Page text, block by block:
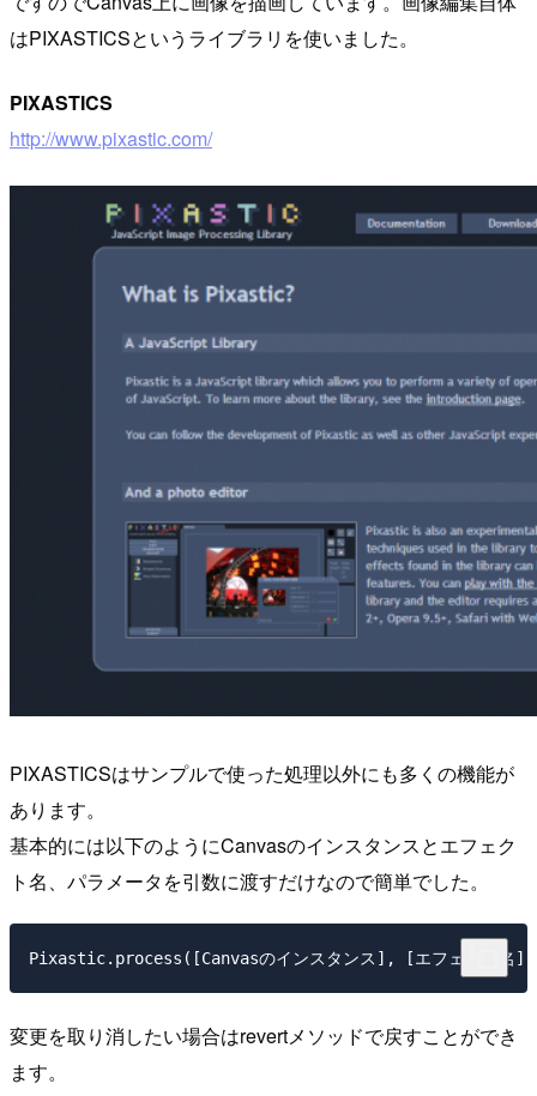
はPIXASTICSというライブラリを使いました。
PIXASTICS
http://www.pixastic.com/
PIXASTICSはサンプルで使った処理以外にも多くの機能が
あります。
基本的には以下のようにCanvasのインスタンスとエフェク
ト名、パラメータを引数に渡すだけなので簡単でした。
Pixastic.process([Canvasのインスタンス], [エフェクト名
変更を取り消したい場合はrevertメソッドで戻すことができ
ます。